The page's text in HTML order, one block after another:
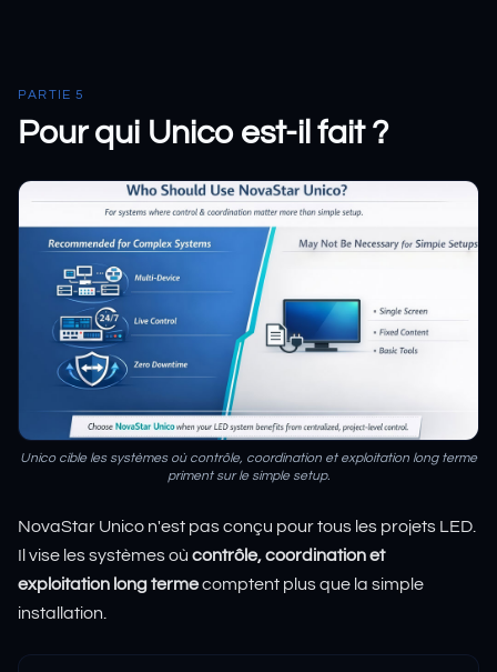
PARTIE 5
Pour qui Unico est-il fait ?
Unico cible les systèmes où contrôle, coordination et exploitation long terme
priment sur le simple setup.
NovaStar Unico n'est pas conçu pour tous les projets LED.
Il vise les systèmes où contrôle, coordination et
exploitation long termecomptent plus que la simple
installation.